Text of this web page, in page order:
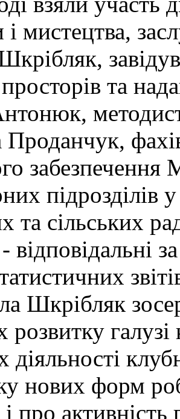
і мистецтва,
та
Проданчук,
забезпечення
підрозділів
та сільських
- відповідальні
Шкрібляк
розвитку галузі
діяльності
нових форм
про